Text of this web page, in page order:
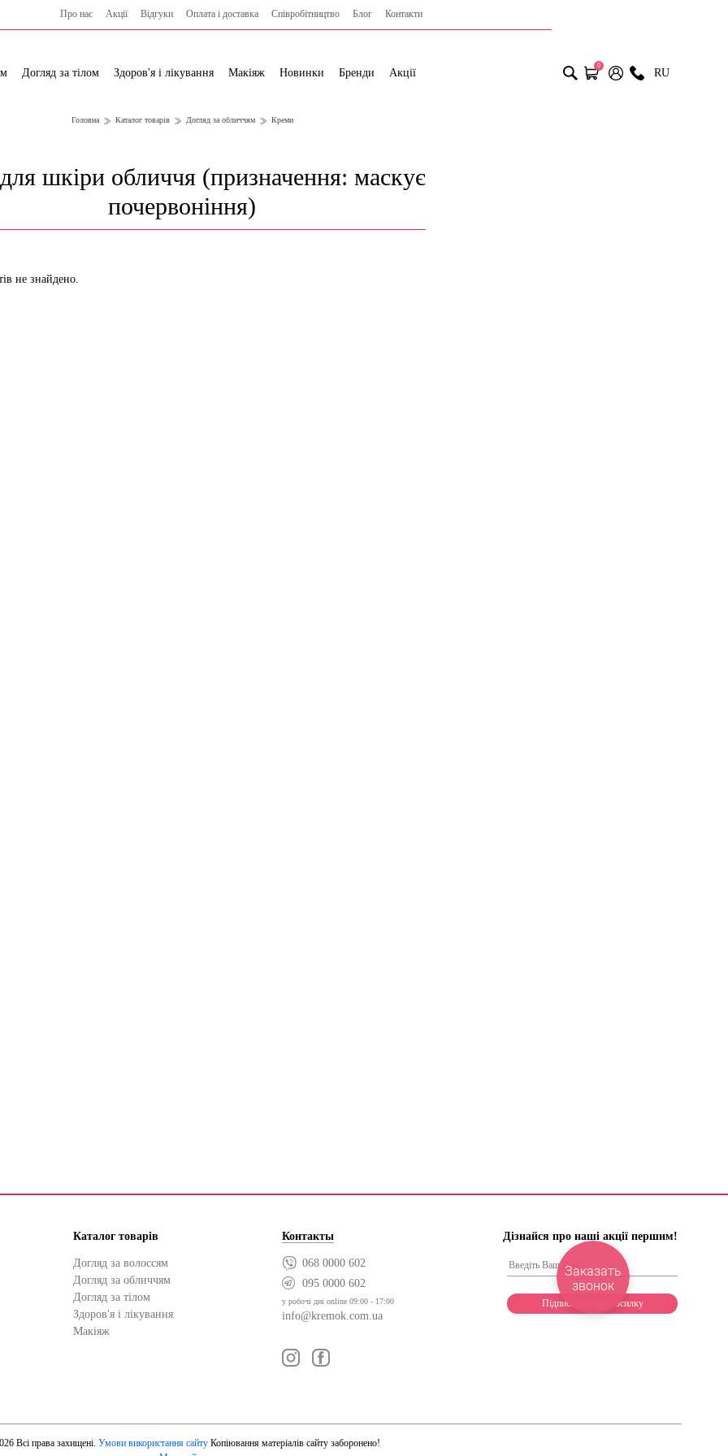
Про нас Акції Відгуки Оплата і доставка Cпівробітництво Блог Контакти
Догляд за тілом Здоров'я і лікування Макіяж Новинки Бренди Акції
0
RU
Головна Каталог товарів Догляд за обличчям Креми
шкіри обличчя (призначення: маскує
почервоніння)
не знайдено.
Каталог товарів
Догляд за волоссям
Догляд за обличчям
Догляд за тілом
Здоров'я і лікування
Макіяж
Контакты
068 0000 602
095 0000 602
у робочі дні online 09:00 - 17:00
info@kremok.com.ua
Дізнайся про наші акції першим!
Всі права захищені. Умови використання сайтуКопіювання матеріалів сайту заборонено!
Заказать
звонок